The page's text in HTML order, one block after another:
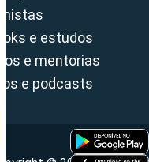
e estudos
e mentorias
e podcasts